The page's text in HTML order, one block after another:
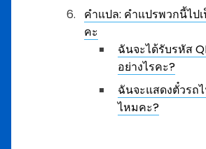
คำแปล: คำแปรพวกนี้ไป
คะ
ฉันจะได้รับรหัส
อย่างไรคะ?
ฉันจะแสดงตั๋วรถ
ไหมคะ?